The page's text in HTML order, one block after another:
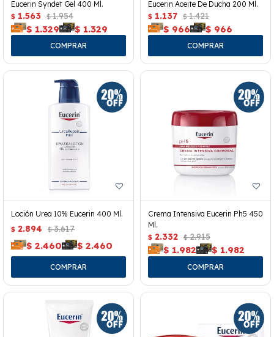
Eucerin Syndet Gel 400 Ml.
$ 1.563 $ 1.954
$ 1.329 $ 1.329
Eucerin Aceite De Ducha 200 Ml.
$ 1.137 $ 1.421
$ 966 $ 966
Loción Urea 10% Eucerin 400 Ml.
$ 2.894 $ 3.617
$ 2.460 $ 2.460
Crema Intensiva Eucerin Ph5 450
Ml.
$ 2.332 $ 2.915
$ 1.982 $ 1.982